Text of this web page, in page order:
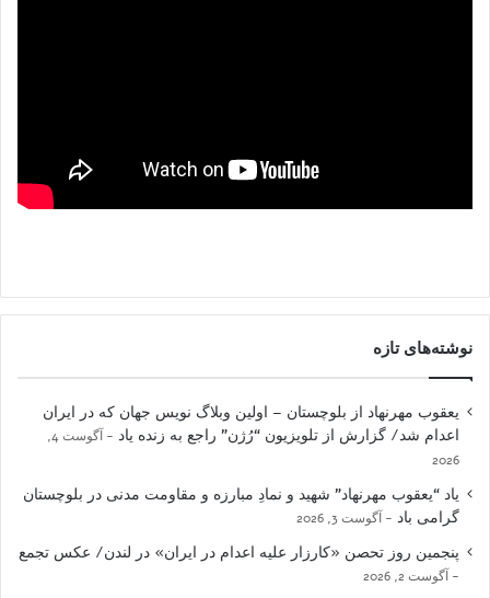
نوشته‌های تازه
یعقوب مهرنهاد از بلوچستان – اولین وبلاگ نویس جهان که در ایران
اعدام شد/ گزارش از تلویزیون “رُژن” راجع به زنده یاد
آگوست 4,
2026
یاد “یعقوب مهرنهاد” شهید و نمادِ مبارزه و مقاومت مدنی در بلوچستان
گرامی باد
آگوست 3, 2026
پنجمین روز تحصن «کارزار علیه اعدام در ایران» در لندن/ عکس تجمع
آگوست 2, 2026